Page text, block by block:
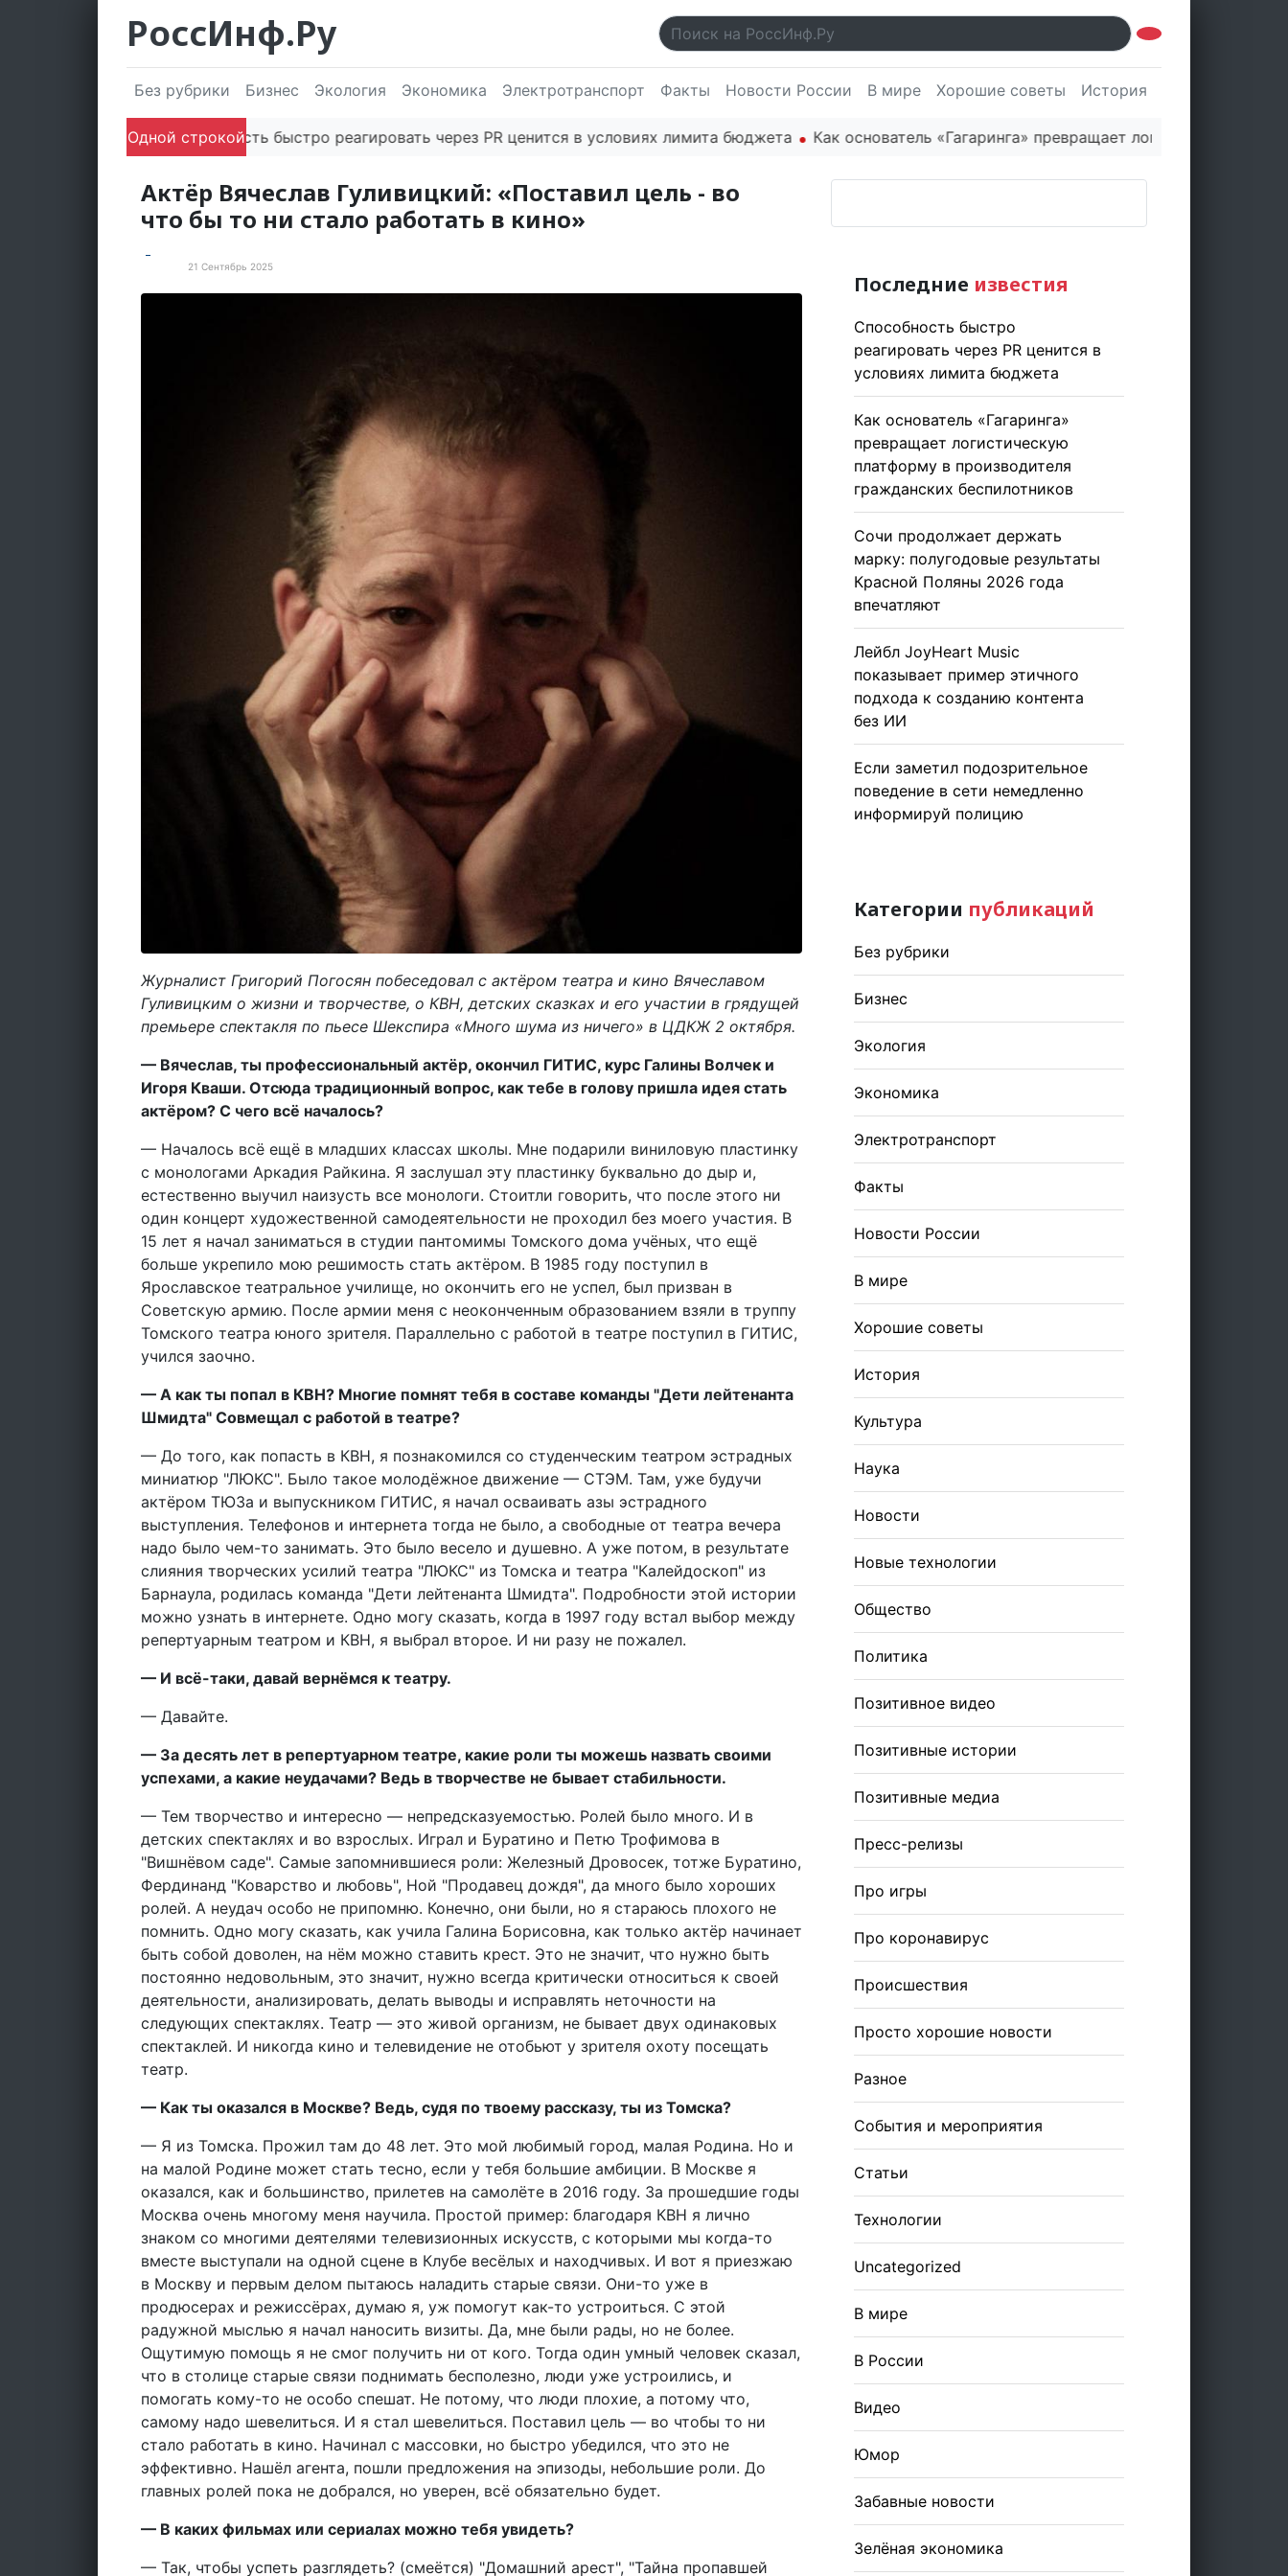
РоссИнф.Ру
Без рубрики Бизнес Экология Экономика Электротранспорт Факты Новости России В мире Хорошие советы История
Одной строкой
Способность быстро реагировать через PR ценится в условиях лимита бюджета Как основатель «Гагаринга» превращает логистическую
Актёр Вячеслав Гуливицкий: «Поставил цель - во
что бы то ни стало работать в кино»
21 Сентябрь 2025
Журналист Григорий Погосян побеседовал с актёром театра и кино Вячеславом
Гуливицким о жизни и творчестве, о КВН, детских сказках и его участии в грядущей
премьере спектакля по пьесе Шекспира «Много шума из ничего» в ЦДКЖ 2 октября.
— Вячеслав, ты профессиональный актёр, окончил ГИТИС, курс Галины Волчек и
Игоря Кваши. Отсюда традиционный вопрос, как тебе в голову пришла идея стать
актёром? С чего всё началось?
— Началось всё ещё в младших классах школы. Мне подарили виниловую пластинку
с монологами Аркадия Райкина. Я заслушал эту пластинку буквально до дыр и,
естественно выучил наизусть все монологи. Стоитли говорить, что после этого ни
один концерт художественной самодеятельности не проходил без моего участия. В
15 лет я начал заниматься в студии пантомимы Томского дома учёных, что ещё
больше укрепило мою решимость стать актёром. В 1985 году поступил в
Ярославское театральное училище, но окончить его не успел, был призван в
Советскую армию. После армии меня с неоконченным образованием взяли в труппу
Томского театра юного зрителя. Параллельно с работой в театре поступил в ГИТИС,
учился заочно.
— А как ты попал в КВН? Многие помнят тебя в составе команды "Дети лейтенанта
Шмидта" Совмещал с работой в театре?
— До того, как попасть в КВН, я познакомился со студенческим театром эстрадных
миниатюр "ЛЮКС". Было такое молодёжное движение — СТЭМ. Там, уже будучи
актёром ТЮЗа и выпускником ГИТИС, я начал осваивать азы эстрадного
выступления. Телефонов и интернета тогда не было, а свободные от театра вечера
надо было чем-то занимать. Это было весело и душевно. А уже потом, в результате
слияния творческих усилий театра "ЛЮКС" из Томска и театра "Калейдоскоп" из
Барнаула, родилась команда "Дети лейтенанта Шмидта". Подробности этой истории
можно узнать в интернете. Одно могу сказать, когда в 1997 году встал выбор между
репертуарным театром и КВН, я выбрал второе. И ни разу не пожалел.
— И всё-таки, давай вернёмся к театру.
— Давайте.
— За десять лет в репертуарном театре, какие роли ты можешь назвать своими
успехами, а какие неудачами? Ведь в творчестве не бывает стабильности.
— Тем творчество и интересно — непредсказуемостью. Ролей было много. И в
детских спектаклях и во взрослых. Играл и Буратино и Петю Трофимова в
"Вишнёвом саде". Самые запомнившиеся роли: Железный Дровосек, тотже Буратино,
Фердинанд "Коварство и любовь", Ной "Продавец дождя", да много было хороших
ролей. А неудач особо не припомню. Конечно, они были, но я стараюсь плохого не
помнить. Одно могу сказать, как учила Галина Борисовна, как только актёр начинает
быть собой доволен, на нём можно ставить крест. Это не значит, что нужно быть
постоянно недовольным, это значит, нужно всегда критически относиться к своей
деятельности, анализировать, делать выводы и исправлять неточности на
следующих спектаклях. Театр — это живой организм, не бывает двух одинаковых
спектаклей. И никогда кино и телевидение не отобьют у зрителя охоту посещать
театр.
— Как ты оказался в Москве? Ведь, судя по твоему рассказу, ты из Томска?
— Я из Томска. Прожил там до 48 лет. Это мой любимый город, малая Родина. Но и
на малой Родине может стать тесно, если у тебя большие амбиции. В Москве я
оказался, как и большинство, прилетев на самолёте в 2016 году. За прошедшие годы
Москва очень многому меня научила. Простой пример: благодаря КВН я лично
знаком со многими деятелями телевизионных искусств, с которыми мы когда-то
вместе выступали на одной сцене в Клубе весёлых и находчивых. И вот я приезжаю
в Москву и первым делом пытаюсь наладить старые связи. Они-то уже в
продюсерах и режиссёрах, думаю я, уж помогут как-то устроиться. С этой
радужной мыслью я начал наносить визиты. Да, мне были рады, но не более.
Ощутимую помощь я не смог получить ни от кого. Тогда один умный человек сказал,
что в столице старые связи поднимать бесполезно, люди уже устроились, и
помогать кому-то не особо спешат. Не потому, что люди плохие, а потому что,
самому надо шевелиться. И я стал шевелиться. Поставил цель — во чтобы то ни
стало работать в кино. Начинал с массовки, но быстро убедился, что это не
эффективно. Нашёл агента, пошли предложения на эпизоды, небольшие роли. До
главных ролей пока не добрался, но уверен, всё обязательно будет.
— В каких фильмах или сериалах можно тебя увидеть?
— Так, чтобы успеть разглядеть? (смеётся) "Домашний арест", "Тайна пропавшей
Последние известия
Способность быстро
реагировать через PR ценится в
условиях лимита бюджета
Как основатель «Гагаринга»
превращает логистическую
платформу в производителя
гражданских беспилотников
Сочи продолжает держать
марку: полугодовые результаты
Красной Поляны 2026 года
впечатляют
Лейбл JoyHeart Music
показывает пример этичного
подхода к созданию контента
без ИИ
Если заметил подозрительное
поведение в сети немедленно
информируй полицию
Категории публикаций
Без рубрики
Бизнес
Экология
Экономика
Электротранспорт
Факты
Новости России
В мире
Хорошие советы
История
Культура
Наука
Новости
Новые технологии
Общество
Политика
Позитивное видео
Позитивные истории
Позитивные медиа
Пресс-релизы
Про игры
Про коронавирус
Происшествия
Просто хорошие новости
Разное
События и мероприятия
Статьи
Технологии
Uncategorized
В мире
В России
Видео
Юмор
Забавные новости
Зелёная экономика